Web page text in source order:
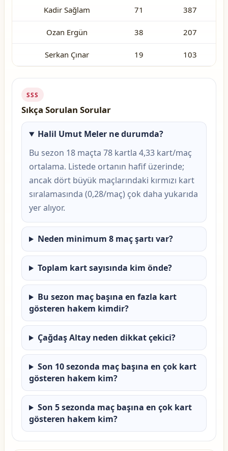
Kadir Sağlam 71 387
Ozan Ergün 38 207
Serkan Çınar 19 103
SSS
Sıkça Sorulan Sorular
Halil Umut Meler ne durumda?
Bu sezon 18 maçta 78 kartla 4,33 kart/maç
ortalama. Listede ortanın hafif üzerinde;
ancak dört büyük maçlarındaki kırmızı kart
sıralamasında (0,28/maç) çok daha yukarıda
yer alıyor.
Neden minimum 8 maç şartı var?
Toplam kart sayısında kim önde?
Bu sezon maç başına en fazla kart
gösteren hakem kimdir?
Çağdaş Altay neden dikkat çekici?
Son 10 sezonda maç başına en çok kart
gösteren hakem kim?
Son 5 sezonda maç başına en çok kart
gösteren hakem kim?